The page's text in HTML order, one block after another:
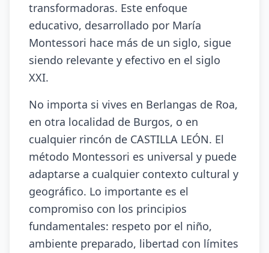
transformadoras. Este enfoque
educativo, desarrollado por María
Montessori hace más de un siglo, sigue
siendo relevante y efectivo en el siglo
XXI.
No importa si vives en Berlangas de Roa,
en otra localidad de Burgos, o en
cualquier rincón de CASTILLA LEÓN. El
método Montessori es universal y puede
adaptarse a cualquier contexto cultural y
geográfico. Lo importante es el
compromiso con los principios
fundamentales: respeto por el niño,
ambiente preparado, libertad con límites